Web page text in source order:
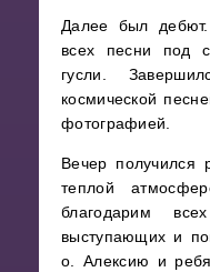
Далее был дебют.
всех песни под
гусли.
космической
фотографией.
Вечер получился
теплой
благодарим
выступающих и
о. Алексию и